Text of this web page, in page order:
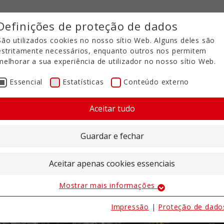
Grade de discos compacta
Engineering T-
TRG para cultivo do solo
de proteção de dados
utilizados cookies no nosso sítio Web. Alguns deles são
necessários, enquanto outros nos permitem
a sua experiência de utilizador no nosso sítio Web.
Essencial Estatísticas Conteúdo externo
Aceitar tudo
Guardar e fechar
Aceitar apenas cookies essenciais
Os cookies essenciais são necessários para as funções
Mostrar mais informações
Impressão | Proteção de